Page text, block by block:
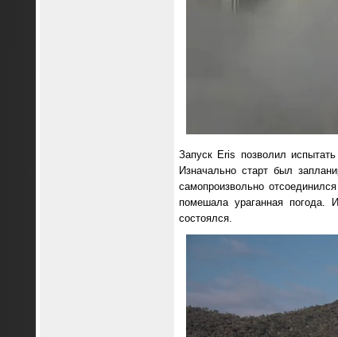
Запуск Eris позволил
Изначально старт был
самопроизвольно
помешала ураганная погода.
состоялся.